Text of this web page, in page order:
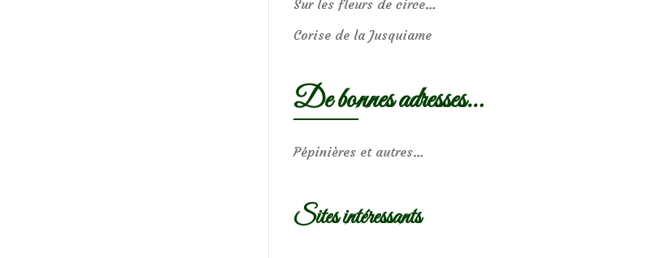
Sur les fleurs de circe…
Corise de la Jusquiame
De bonnes adresses…
Pépinières et autres…
Sites intéressants